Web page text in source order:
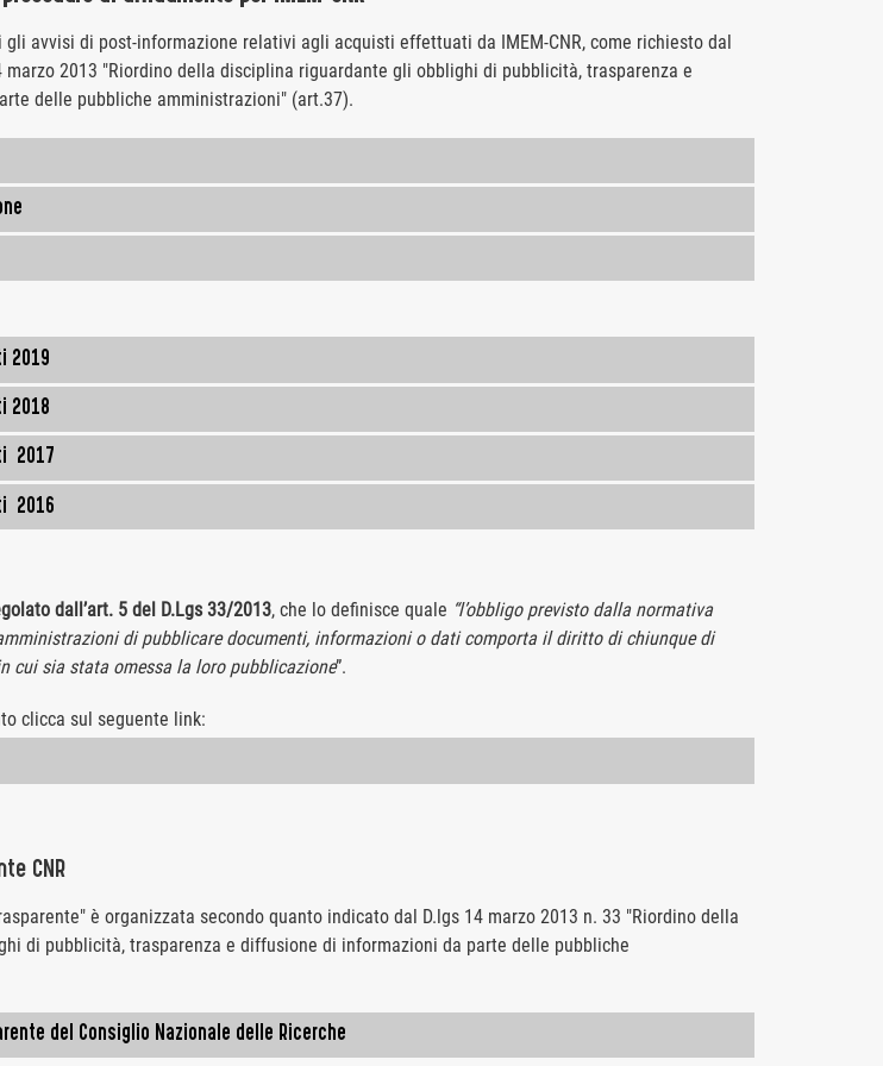
avvisi di post-informazione relativi agli acquisti effettuati da IMEM-CNR, come richiesto dal
2013 "Riordino della disciplina riguardante gli obblighi di pubblicità, trasparenza e
delle pubbliche amministrazioni" (art.37).
2019
2018
2017
2016
dall’art. 5 del D.Lgs 33/2013, che lo definisce quale “l’obbligo previsto dalla normativa
di pubblicare documenti, informazioni o dati comporta il diritto di chiunque di
cui sia stata omessa la loro pubblicazione”.
clicca sul seguente link:
CNR
è organizzata secondo quanto indicato dal D.lgs 14 marzo 2013 n. 33 "Riordino della
di pubblicità, trasparenza e diffusione di informazioni da parte delle pubbliche
del Consiglio Nazionale delle Ricerche